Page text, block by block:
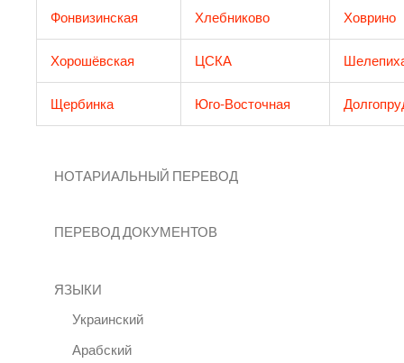
Фонвизинская Хлебниково Ховрино
Хорошёвская ЦСКА
Щербинка Юго-Восточная
НОТАРИАЛЬНЫЙ ПЕРЕВОД
ПЕРЕВОД ДОКУМЕНТОВ
ЯЗЫКИ
Украинский
Арабский